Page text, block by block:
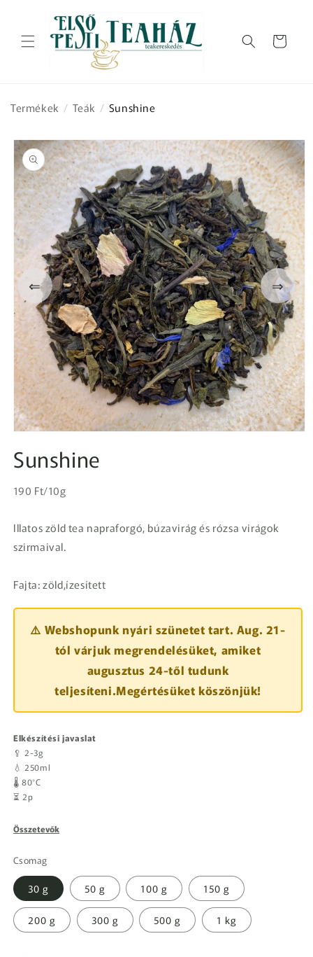
tartalomhoz
Kosár
Termékek / Teák / Sunshine
⇐
Kihagyás, és
ugrás a
termékadatokra
megnyitása
a
párbeszédpanelen
⇒
Sunshine
Normál
Egységár
190 Ft/10g
Illatos zöld tea napraforgó, búzavirág és rózsa virágok
szirmaival.
Fajta: zöld,ízesített
⚠️ Webshopunk nyári szünetet tart. Aug. 21-
tól várjuk megrendelésüket, amiket
augusztus 24-től tudunk
teljesíteni.Megértésüket köszönjük!
Elkészítési javaslat
🥄 2-3g
💧 250ml
🌡️ 80°C
⏳ 2p
Összetevők
Csomag
30 g 50 g 100 g 150 g
200 g 300 g 500 g 1 kg